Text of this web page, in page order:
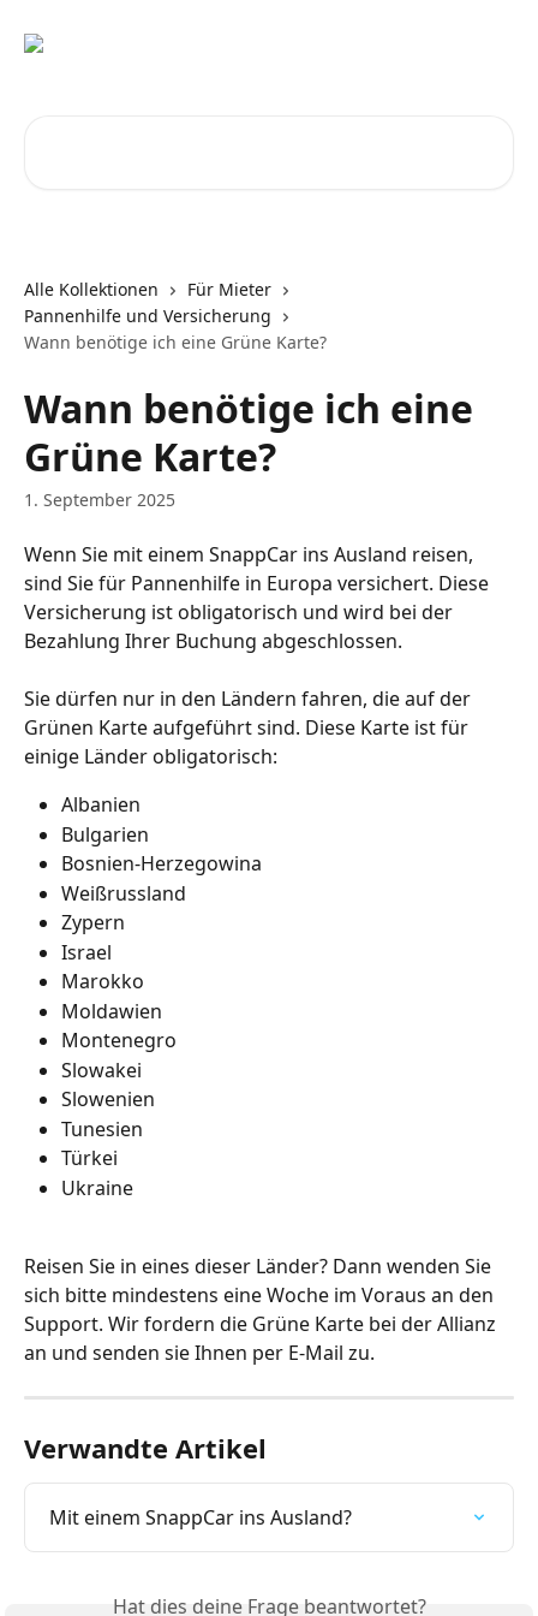
Alle Kollektionen
Für Mieter
Pannenhilfe und Versicherung
Wann benötige ich eine Grüne Karte?
Wann benötige ich eine
Grüne Karte?
1. September 2025
Wenn Sie mit einem SnappCar ins Ausland reisen,
sind Sie für Pannenhilfe in Europa versichert. Diese
Versicherung ist obligatorisch und wird bei der
Bezahlung Ihrer Buchung abgeschlossen.
Sie dürfen nur in den Ländern fahren, die auf der
Grünen Karte aufgeführt sind. Diese Karte ist für
einige Länder obligatorisch:
Albanien
Bulgarien
Bosnien-Herzegowina
Weißrussland
Zypern
Israel
Marokko
Moldawien
Montenegro
Slowakei
Slowenien
Tunesien
Türkei
Ukraine
Reisen Sie in eines dieser Länder? Dann wenden Sie
sich bitte mindestens eine Woche im Voraus an den
Support. Wir fordern die Grüne Karte bei der Allianz
an und senden sie Ihnen per E-Mail zu.
Verwandte Artikel
Mit einem SnappCar ins Ausland?
Hat dies deine Frage beantwortet?